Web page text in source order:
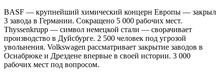
BASF — крупнейший химический концерн Европы — закрыл
3 завода в Германии. Сокращено 5 000 рабочих мест.
Thyssenkrupp — символ немецкой стали — сворачивает
производство в Дуйсбурге. 2 500 человек под угрозой
увольнения. Volkswagen рассматривает закрытие заводов в
Оснабрюке и Дрездене впервые в своей истории. 3 000
рабочих мест под вопросом.